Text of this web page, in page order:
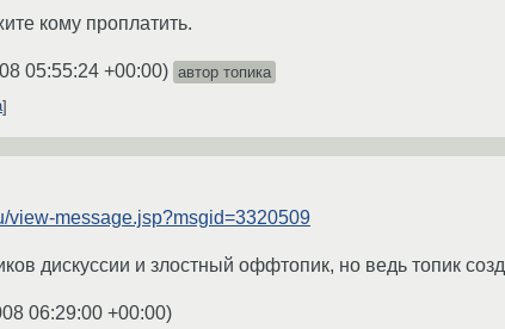
кому проплатить.
05:55:24 +00:00) автор топика
view-message.jsp?msgid=3320509
дискуссии и злостный оффтопик, но ведь топик
06:29:00 +00:00)